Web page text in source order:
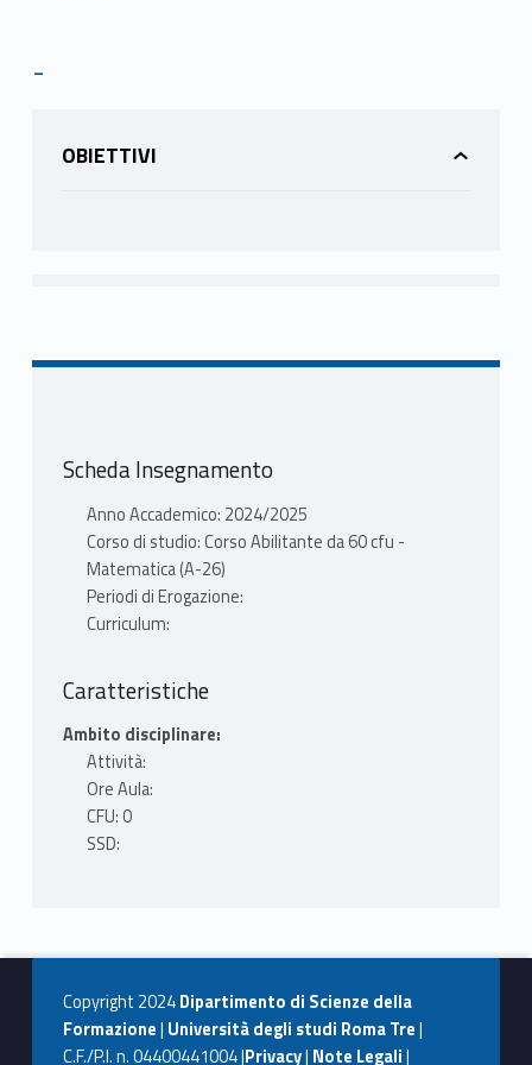
-
OBIETTIVI
Scheda Insegnamento
Anno Accademico: 2024/2025
Corso di studio: Corso Abilitante da 60 cfu -
Matematica (A-26)
Periodi di Erogazione:
Curriculum:
Caratteristiche
Ambito disciplinare:
Attività:
Ore Aula:
CFU: 0
SSD:
Copyright 2024Dipartimento di Scienze della
Formazione| Università degli studi Roma Tre|
C.F./P.I. n. 04400441004 |Privacy| Note Legali|